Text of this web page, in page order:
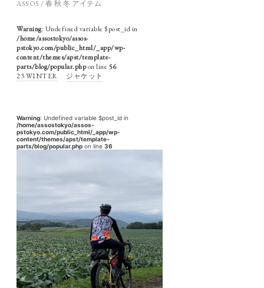
ASSOS / 春 秋 冬 アイテム
Warning: Undefined variable $post_id in
/home/assostokyo/assos-
pstokyo.com/public_html/_app/wp-
content/themes/apst/template-
parts/blog/popular.phpon line 56
23 WINTER
ジャケット
Warning: Undefined variable $post_id in
/home/assostokyo/assos-
pstokyo.com/public_html/_app/wp-
content/themes/apst/template-
parts/blog/popular.php on line 36